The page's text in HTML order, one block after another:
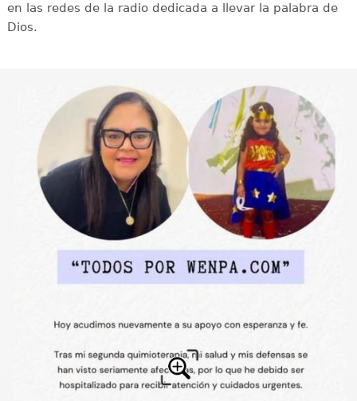
en las redes de la radio dedicada a llevar la palabra de
Dios.